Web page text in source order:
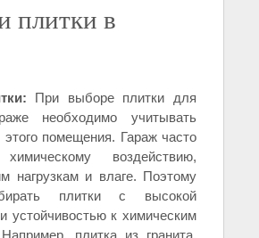
плитки в
При выборе плитки для
необходимо учитывать
этого помещения. Гараж часто
воздействию,
нагрузкам и влаге. Поэтому
плитки с высокой
устойчивостью к химическим
плитка из гранита,